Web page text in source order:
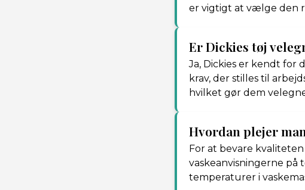
er vigtigt at vælge den
Er Dickies tøj
Ja, Dickies er kendt for
krav, der stilles til
hvilket gør dem
Hvordan plejer
For at bevare
vaskeanvisningerne på
temperaturer i